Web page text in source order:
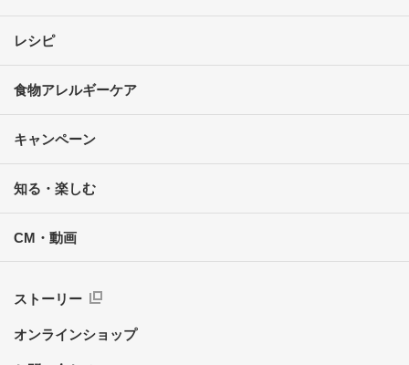
レシピ
食物アレルギーケア
キャンペーン
知る・楽しむ
CM・動画
ストーリー
オンラインショップ